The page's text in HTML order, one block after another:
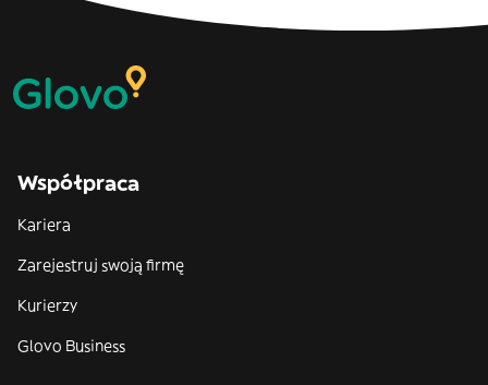
Współpraca
Kariera
Zarejestruj swoją firmę
Kurierzy
Glovo Business